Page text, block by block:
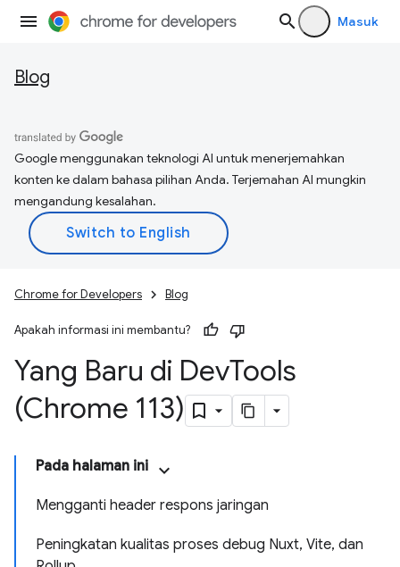
Masuk
Blog
Google menggunakan teknologi AI untuk menerjemahkan
konten ke dalam bahasa pilihan Anda. Terjemahan AI mungkin
mengandung kesalahan.
Chrome for Developers Blog
Apakah informasi ini membantu?
Yang Baru di DevTools
(Chrome 113)
Pada halaman ini
Mengganti header respons jaringan
Peningkatan kualitas proses debug Nuxt, Vite, dan